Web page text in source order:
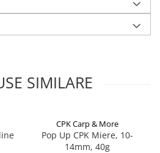
SIMILARE
CPK Carp & More
Pop Up CPK Miere, 10-
14mm, 40g